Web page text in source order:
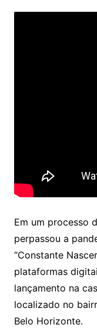
Em um processo
perpassou a
“Constante
plataformas
lançamento na
localizado no
Belo Horizonte.